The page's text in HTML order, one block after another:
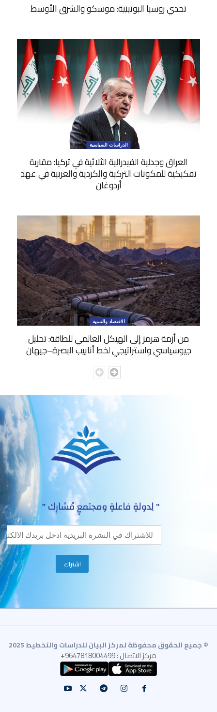
تحدي روسيا البوتينية: موسكو والشرق الأوسط
الدراسات السياسية
العراق وجدلية الفيدرالية الثلاثية في تركيا: مقاربة
تفكيكية للمكونات التركية والكردية والعربية في عهد
أردوغان
الاقتصاد والتنمية
من أزمة هرمز إلى الهيكل العالمي للطاقة: تحليل
جيوسياسي واستراتيجي لخط أنابيب البصرة–جيهان
© جميع الحقوق محفوظة لمركز البيان للدراسات والتخطيط 2025
مركز الاتصال : 9647818004499+